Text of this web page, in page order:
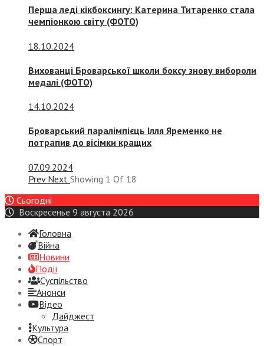
Перша леді кікбоксингу: Катерина Титаренко стала
чемпіонкою світу (ФОТО)
18.10.2024
Вихованці Броварської школи боксу знову вибороли
медалі (ФОТО)
14.10.2024
Броварський паралімпієць Ілля Яременко не
потрапив до вісімки кращих
07.09.2024
Prev Next Showing 1 Of 18
Сьогодні
Воскресенье 9 августа 2026
Головна
Війна
Новини
Події
Суспiльство
Анонси
Відео
Дайджест
Культура
Спорт